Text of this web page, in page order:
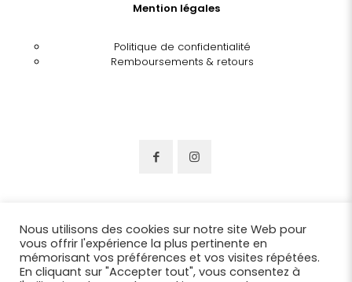
Mention légales
Politique de confidentialité
Remboursements & retours
Nous utilisons des cookies sur notre site Web pour
vous offrir l'expérience la plus pertinente en
mémorisant vos préférences et vos visites répétées.
En cliquant sur "Accepter tout", vous consentez à